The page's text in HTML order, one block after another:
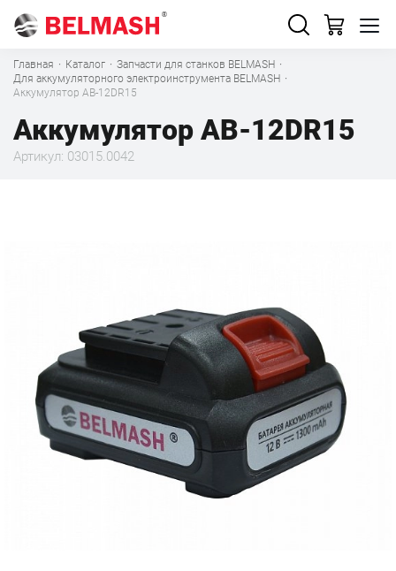
Главная · Каталог · Запчасти для станков BELMASH ·
Для аккумуляторного электроинструмента BELMASH ·
Аккумулятор AB-12DR15
Аккумулятор AB-12DR15
Артикул: 03015.0042